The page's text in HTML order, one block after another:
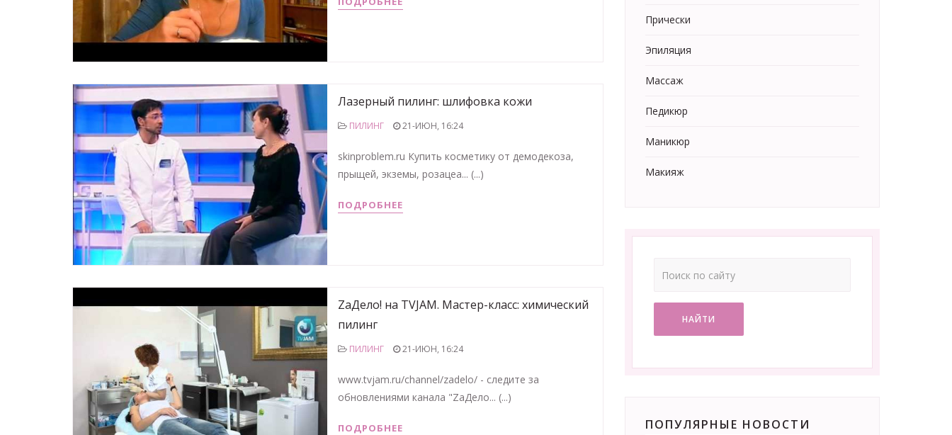
Лазерный пилинг: шлифовка кожи
ПИЛИНГ 21-ИЮН, 16:24
skinproblem.ru Купить косметику от демодекоза,
прыщей, экземы, розацеа... (...)
ПОДРОБНЕЕ
ZaДело! на TVJAM. Мастер-класс: химический
пилинг
ПИЛИНГ 21-ИЮН, 16:24
www.tvjam.ru/channel/zadelo/ - следите за
обновлениями канала "ZaДело... (...)
ПОДРОБНЕЕ
Прически
Эпиляция
Массаж
Педикюр
Маникюр
Макияж
НАЙТИ
ПОПУЛЯРНЫЕ НОВОСТИ